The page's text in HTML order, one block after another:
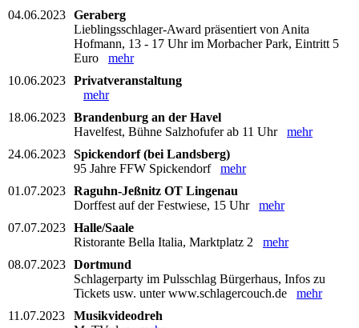
04.06.2023 Geraberg
Lieblingsschlager-Award präsentiert von Anita
Hofmann, 13 - 17 Uhr im Morbacher Park, Eintritt 5
Euro mehr
10.06.2023 Privatveranstaltung
mehr
18.06.2023 Brandenburg an der Havel
Havelfest, Bühne Salzhofufer ab 11 Uhr mehr
24.06.2023 Spickendorf (bei Landsberg)
95 Jahre FFW Spickendorf mehr
01.07.2023 Raguhn-Jeßnitz OT Lingenau
Dorffest auf der Festwiese, 15 Uhr mehr
07.07.2023 Halle/Saale
Ristorante Bella Italia, Marktplatz 2 mehr
08.07.2023 Dortmund
Schlagerparty im Pulsschlag Bürgerhaus, Infos zu
Tickets usw. unter www.schlagercouch.de mehr
11.07.2023
Musikvideodreh